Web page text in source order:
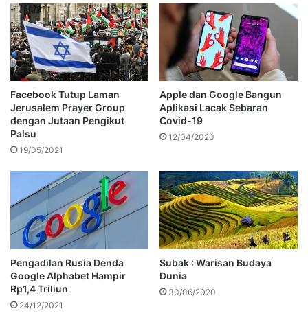
Facebook Tutup Laman
Jerusalem Prayer Group
dengan Jutaan Pengikut
Palsu
19/05/2021
Apple dan Google Bangun
Aplikasi Lacak Sebaran
Covid-19
12/04/2020
Pengadilan Rusia Denda
Google Alphabet Hampir
Rp1,4 Triliun
24/12/2021
Subak : Warisan Budaya
Dunia
30/06/2020